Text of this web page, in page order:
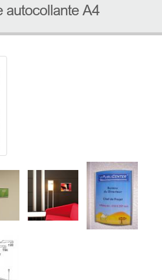
autocollante A4